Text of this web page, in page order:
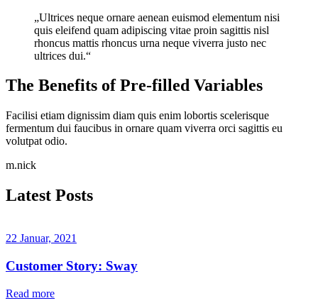
„Ultrices neque ornare aenean euismod elementum nisi
quis eleifend quam adipiscing vitae proin sagittis nisl
rhoncus mattis rhoncus urna neque viverra justo nec
ultrices dui.“
The Benefits of Pre-filled Variables
Facilisi etiam dignissim diam quis enim lobortis scelerisque
fermentum dui faucibus in ornare quam viverra orci sagittis eu
volutpat odio.
m.nick
Latest Posts
22 Januar, 2021
Customer Story: Sway
Read more